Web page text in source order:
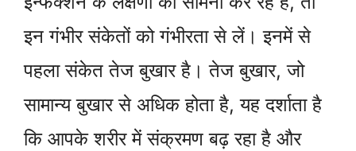
इन गंभीर संकेतों को गंभीरता से लें। इनमें से
पहला संकेत तेज बुखार है। तेज बुखार, जो
सामान्य बुखार से अधिक होता है, यह दर्शाता है
कि आपके शरीर में संक्रमण बढ़ रहा है और